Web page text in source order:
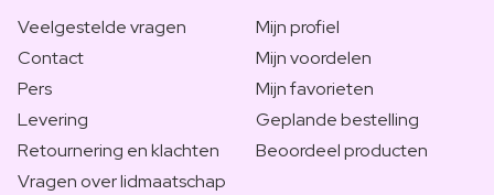
Veelgestelde vragen
Contact
Pers
Levering
Retournering en klachten
Vragen over lidmaatschap
Mijn profiel
Mijn voordelen
Mijn favorieten
Geplande bestelling
Beoordeel producten